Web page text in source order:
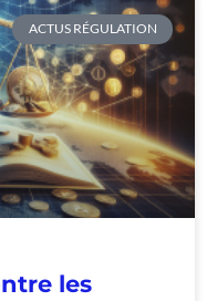
ACTUS RÉGULATION
les